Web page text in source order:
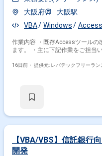
大阪府
大阪駅
VBA
Windows Access
作業内容 ・既存Accessツールの
16日前・ 提供元: レバテックフリーラン
【VBA/VBS】信託銀行
開発